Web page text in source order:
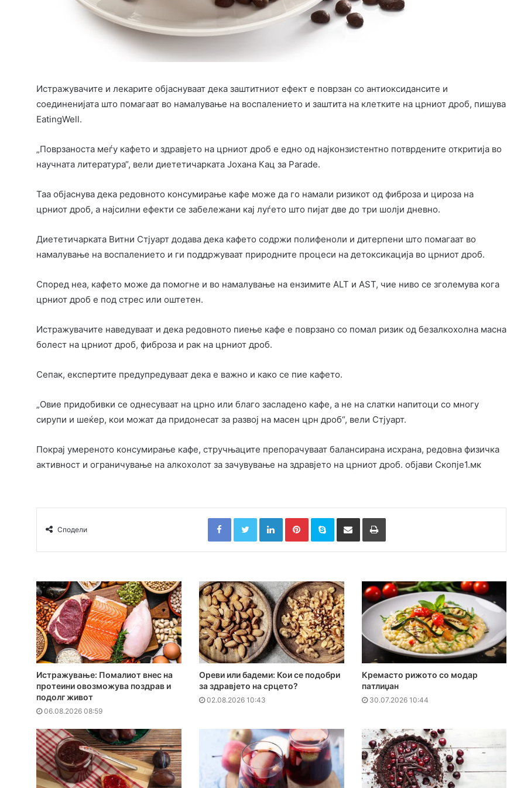
Истражувачите и лекарите објаснуваат дека заштитниот ефект е поврзан со антиоксидансите и
соединенијата што помагаат во намалување на воспалението и заштита на клетките на црниот дроб, пишува
EatingWell.
„Поврзаноста меѓу кафето и здравјето на црниот дроб е едно од најконзистентно потврдените откритија во
научната литература“, вели диететичарката Јохана Кац за Parade.
Таа објаснува дека редовното консумирање кафе може да го намали ризикот од фиброза и цироза на
црниот дроб, а најсилни ефекти се забележани кај луѓето што пијат две до три шолји дневно.
Диететичарката Витни Стјуарт додава дека кафето содржи полифеноли и дитерпени што помагаат во
намалување на воспалението и ги поддржуваат природните процеси на детоксикација во црниот дроб.
Според неа, кафето може да помогне и во намалување на ензимите ALT и AST, чие ниво се зголемува кога
црниот дроб е под стрес или оштетен.
Истражувачите наведуваат и дека редовното пиење кафе е поврзано со помал ризик од безалкохолна масна
болест на црниот дроб, фиброза и рак на црниот дроб.
Сепак, експертите предупредуваат дека е важно и како се пие кафето.
„Овие придобивки се однесуваат на црно или благо засладено кафе, а не на слатки напитоци со многу
сирупи и шеќер, кои можат да придонесат за развој на масен црн дроб“, вели Стјуарт.
Покрај умереното консумирање кафе, стручњаците препорачуваат балансирана исхрана, редовна физичка
активност и ограничување на алкохолот за зачувување на здравјето на црниот дроб. објави Скопје1.мк
Сподели
FacebookTwitterLinkedInPinterestSkype Сподели преку Е-маил Испринтај
Истражување: Помалиот внес на
протеини овозможува поздрав и
подолг живот
06.08.2026 08:59
Ореви или бадеми: Кои се подобри
за здравјето на срцето?
02.08.2026 10:43
Кремасто рижото со модар
патлиџан
30.07.2026 10:44